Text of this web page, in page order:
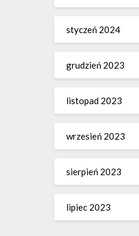
styczeń 2024
grudzień 2023
listopad 2023
wrzesień 2023
sierpień 2023
lipiec 2023